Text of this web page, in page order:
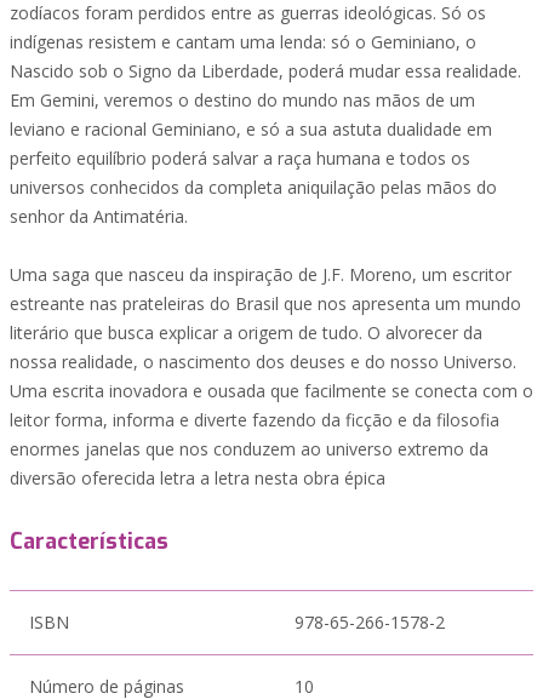
zodíacos foram perdidos entre as guerras ideológicas. Só os
indígenas resistem e cantam uma lenda: só o Geminiano, o
Nascido sob o Signo da Liberdade, poderá mudar essa realidade.
Em Gemini, veremos o destino do mundo nas mãos de um
leviano e racional Geminiano, e só a sua astuta dualidade em
perfeito equilíbrio poderá salvar a raça humana e todos os
universos conhecidos da completa aniquilação pelas mãos do
senhor da Antimatéria.
Uma saga que nasceu da inspiração de J.F. Moreno, um escritor
estreante nas prateleiras do Brasil que nos apresenta um mundo
literário que busca explicar a origem de tudo. O alvorecer da
nossa realidade, o nascimento dos deuses e do nosso Universo.
Uma escrita inovadora e ousada que facilmente se conecta com o
leitor forma, informa e diverte fazendo da ficção e da filosofia
enormes janelas que nos conduzem ao universo extremo da
diversão oferecida letra a letra nesta obra épica
Características
ISBN 978-65-266-1578-2
Número de páginas 10